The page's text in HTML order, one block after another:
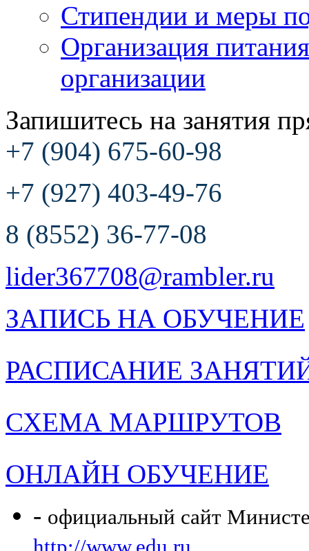
Стипендии и меры
Организация
организации
Запишитесь на занятия
+7 (904) 675-60-98
+7 (927) 403-49-76
8 (8552) 36-77-08
lider367708@rambler.ru
ЗАПИСЬ НА ОБУЧЕНИЕ
РАСПИСАНИЕ
СХЕМА МАРШРУТОВ
ОНЛАЙН ОБУЧЕНИЕ
- официальный сайт